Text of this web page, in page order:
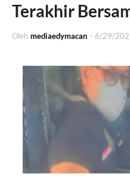
Terakhir
Oleh mediaedymacan - 6/29/